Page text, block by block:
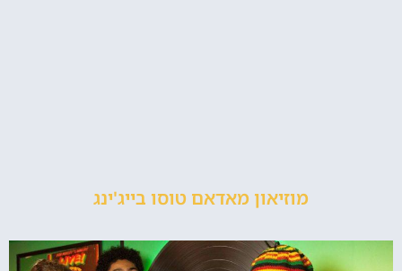
מוזיאון מאדאם טוסו בייג'ינג